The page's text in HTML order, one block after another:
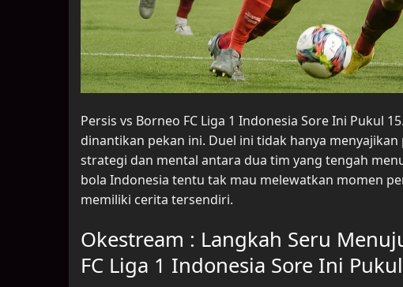
Persis vs Borneo FC Liga 1 Indonesia Sore Ini Pukul
dinantikan pekan ini. Duel ini tidak hanya
strategi dan mental antara dua tim yang tengah
bola Indonesia tentu tak mau melewatkan momen
memiliki cerita tersendiri.
Okestream : Langkah Seru
FC Liga 1 Indonesia Sore Ini